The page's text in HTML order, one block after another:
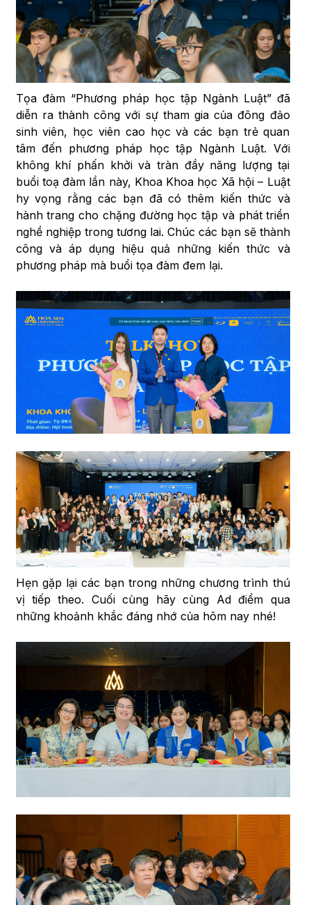
Tọa đàm “Phương pháp học tập Ngành Luật” đã
diễn ra thành công với sự tham gia của đông đảo
sinh viên, học viên cao học và các bạn trẻ quan
tâm đến phương pháp học tập Ngành Luật. Với
không khí phấn khởi và tràn đầy năng lượng tại
buổi toạ đàm lần này, Khoa Khoa học Xã hội – Luật
hy vọng rằng các bạn đã có thêm kiến thức và
hành trang cho chặng đường học tập và phát triển
nghề nghiệp trong tương lai. Chúc các bạn sẽ thành
công và áp dụng hiệu quả những kiến thức và
phương pháp mà buổi tọa đàm đem lại.
Hẹn gặp lại các bạn trong những chương trình thú
vị tiếp theo. Cuối cùng hãy cùng Ad điểm qua
những khoảnh khắc đáng nhớ của hôm nay nhé!